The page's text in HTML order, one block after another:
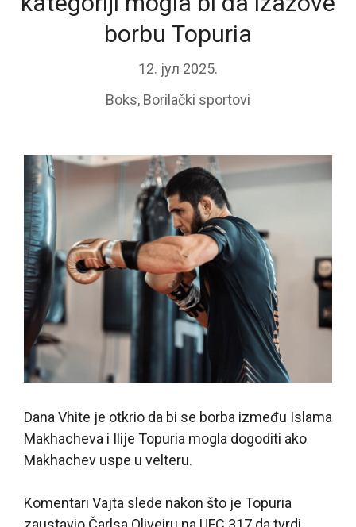
borbu Topuria
12. јул 2025.
Boks, Borilački sportovi
Dana Vhite je otkrio da bi se borba između Islama
Makhacheva i Ilije Topuria mogla dogoditi ako
Makhachev uspe u velteru.
Komentari Vajta slede nakon što je Topuria